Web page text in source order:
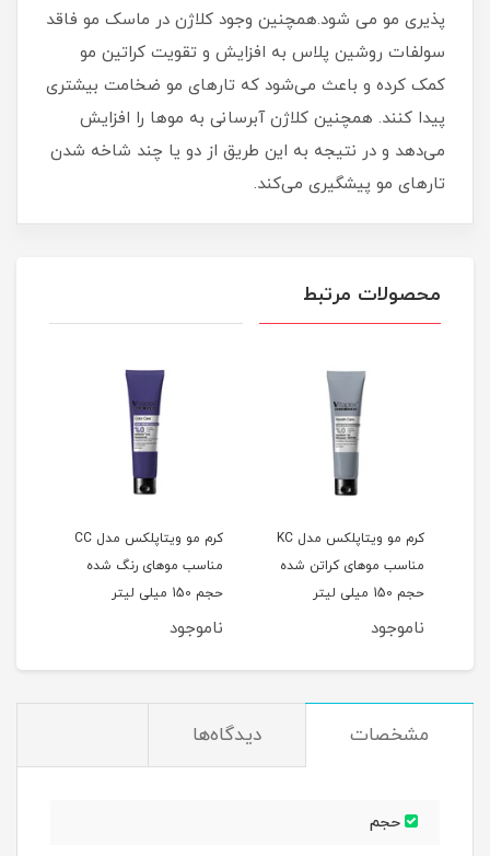
پذیری مو می شود.همچنین وجود کلاژن در ماسک مو فاقد
سولفات روشین پلاس به افزایش و تقویت کراتین مو
کمک کرده و باعث می‌شود که تارهای مو ضخامت بیشتری
پیدا کنند. همچنین کلاژن آبرسانی به موها را افزایش
می‌دهد و در نتیجه به این طریق از دو یا چند شاخه شدن
تارهای مو پیشگیری می‌کند.
محصولات مرتبط
کرم مو ویتاپلکس مدل KC
مناسب موهای کراتن شده
حجم 150 میلی لیتر
ناموجود
کرم مو ویتاپلکس مدل CC
مناسب موهای رنگ شده
حجم 150 میلی لیتر
ناموجود
مشخصات دیدگاه‌ها
حجم